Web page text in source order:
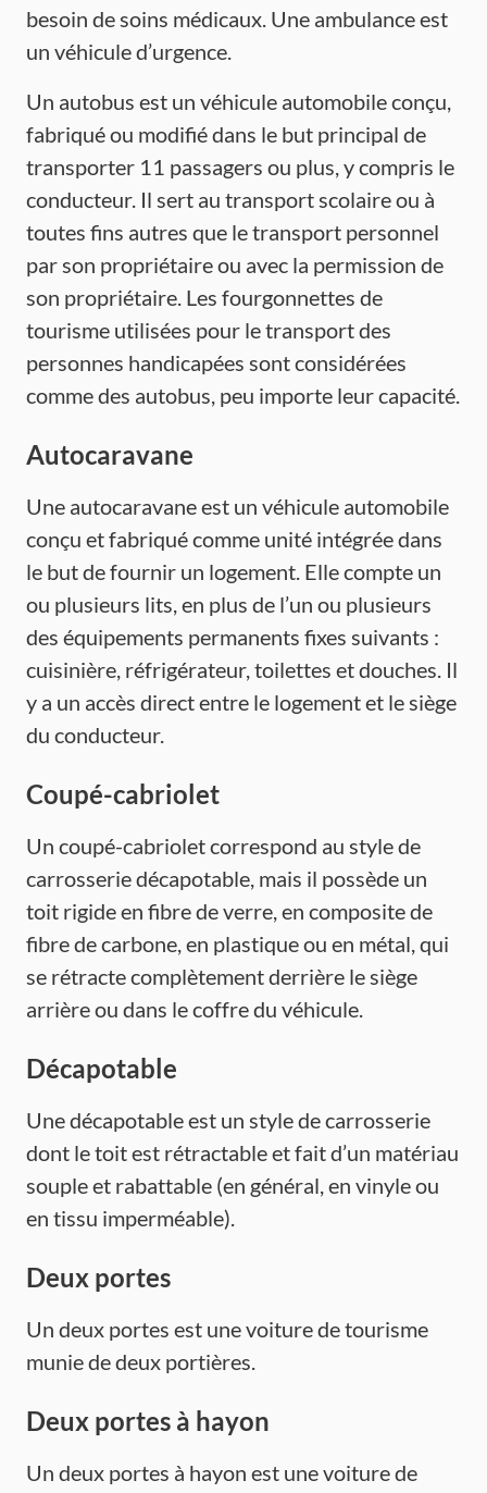
besoin de soins médicaux. Une ambulance est
un véhicule d’urgence.
Un autobus est un véhicule automobile conçu,
fabriqué ou modifié dans le but principal de
transporter 11 passagers ou plus, y compris le
conducteur. Il sert au transport scolaire ou à
toutes fins autres que le transport personnel
par son propriétaire ou avec la permission de
son propriétaire. Les fourgonnettes de
tourisme utilisées pour le transport des
personnes handicapées sont considérées
comme des autobus, peu importe leur capacité.
Autocaravane
Une autocaravane est un véhicule automobile
conçu et fabriqué comme unité intégrée dans
le but de fournir un logement. Elle compte un
ou plusieurs lits, en plus de l’un ou plusieurs
des équipements permanents fixes suivants :
cuisinière, réfrigérateur, toilettes et douches. Il
y a un accès direct entre le logement et le siège
du conducteur.
Coupé-cabriolet
Un coupé-cabriolet correspond au style de
carrosserie décapotable, mais il possède un
toit rigide en fibre de verre, en composite de
fibre de carbone, en plastique ou en métal, qui
se rétracte complètement derrière le siège
arrière ou dans le coffre du véhicule.
Décapotable
Une décapotable est un style de carrosserie
dont le toit est rétractable et fait d’un matériau
souple et rabattable (en général, en vinyle ou
en tissu imperméable).
Deux portes
Un deux portes est une voiture de tourisme
munie de deux portières.
Deux portes à hayon
Un deux portes à hayon est une voiture de